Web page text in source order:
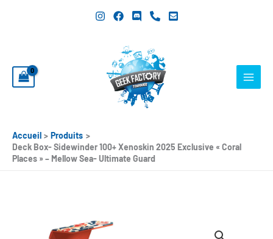
Accueil
Produits
Deck Box- Sidewinder 100+ Xenoskin 2025 Exclusive « Coral
Places » – Mellow Sea- Ultimate Guard